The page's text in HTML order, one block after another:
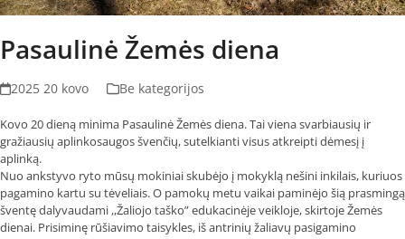
Pasaulinė Žemės diena
2025 20 kovo Be kategorijos
Kovo 20 dieną minima Pasaulinė Žemės diena. Tai viena svarbiausių ir
gražiausių aplinkosaugos švenčių, sutelkianti visus atkreipti dėmesį į
aplinką.
Nuo ankstyvo ryto mūsų mokiniai skubėjo į mokyklą nešini inkilais, kuriuos
pagamino kartu su tėveliais. O pamokų metu vaikai paminėjo šią prasmingą
šventę dalyvaudami ,,Žaliojo taško” edukacinėje veikloje, skirtoje Žemės
dienai. Prisiminę rūšiavimo taisykles, iš antrinių žaliavų pasigamino